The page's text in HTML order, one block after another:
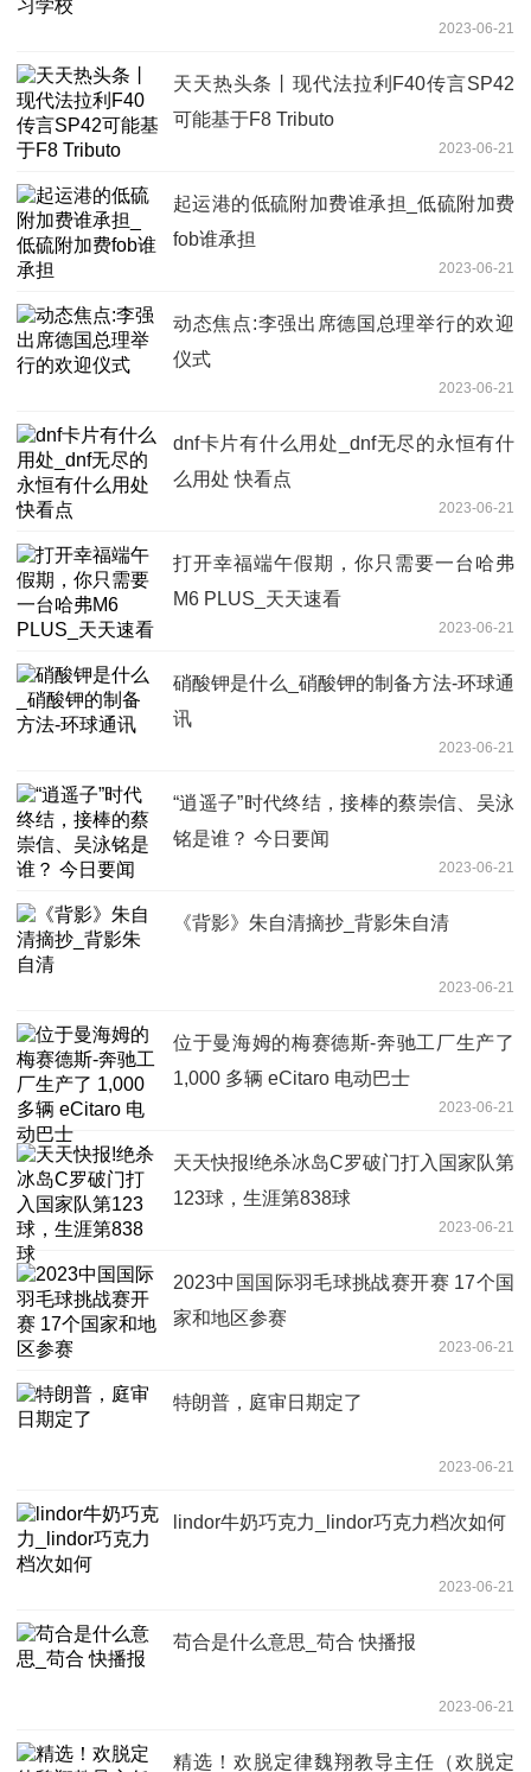
2023-06-21
天天热头条丨现代法拉利F40传言SP42
可能基于F8 Tributo
2023-06-21
起运港的低硫附加费谁承担_低硫附加费
fob谁承担
2023-06-21
动态焦点:李强出席德国总理举行的欢迎
仪式
2023-06-21
dnf卡片有什么用处_dnf无尽的永恒有什
么用处 快看点
2023-06-21
打开幸福端午假期，你只需要一台哈弗
M6 PLUS_天天速看
2023-06-21
硝酸钾是什么_硝酸钾的制备方法-环球通
讯
2023-06-21
“逍遥子”时代终结，接棒的蔡崇信、吴泳
铭是谁？ 今日要闻
2023-06-21
《背影》朱自清摘抄_背影朱自清
2023-06-21
位于曼海姆的梅赛德斯-奔驰工厂生产了
1,000 多辆 eCitaro 电动巴士
2023-06-21
天天快报!绝杀冰岛C罗破门打入国家队第
123球，生涯第838球
2023-06-21
2023中国国际羽毛球挑战赛开赛 17个国
家和地区参赛
2023-06-21
特朗普，庭审日期定了
2023-06-21
lindor牛奶巧克力_lindor巧克力档次如何
2023-06-21
苟合是什么意思_苟合 快播报
2023-06-21
精选！欢脱定律魏翔教导主任（欢脱定